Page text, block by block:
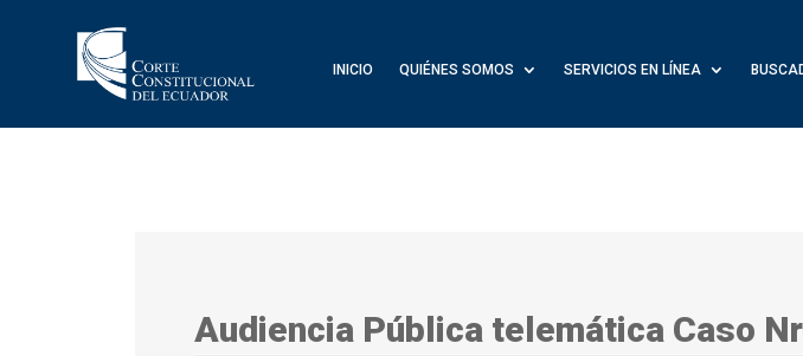
INICIO QUIÉNES SOMOS SERVICIOS EN LÍNEA
Audiencia Pública telemática Caso